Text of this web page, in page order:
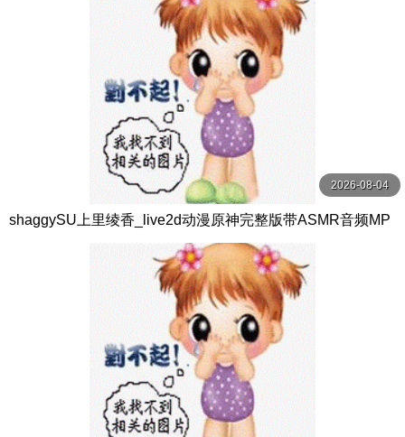
shaggySU上里绫香_live2d动漫原神完整版带ASMR音频MP
2026-08-04